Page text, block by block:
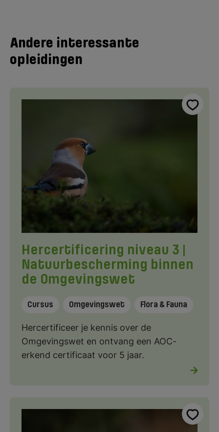
Andere interessante
opleidingen
Hercertificering niveau 3 |
Natuurbescherming binnen
de Omgevingswet
Cursus Omgevingswet Flora & Fauna
Hercertificeer je kennis over de
Omgevingswet en ontvang een AOC-
erkend certificaat voor 5 jaar.